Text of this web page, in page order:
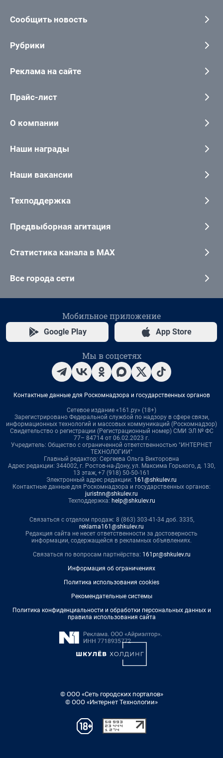
Сообщить новость
Рубрики
Реклама на сайте
Прайс-лист
О компании
Наши награды
Наши вакансии
Техподдержка
Предвыборная агитация
Статистика канала в MAX
Все города сети
Мобильное приложение
Google Play App Store
Мы в соцсетях
Контактные данные для Роскомнадзора и государственных органов
Сетевое издание «161.ру» (18+)
Зарегистрировано Федеральной службой по надзору в сфере связи,
информационных технологий и массовых коммуникаций (Роскомнадзор)
Свидетельство о регистрации (Регистрационный номер) СМИ ЭЛ № ФС
77– 84714 от 06.02.2023 г.
Учредитель: Общество с ограниченной ответственностью "ИНТЕРНЕТ
ТЕХНОЛОГИИ"
Главный редактор: Сергеева Ольга Викторовна
Адрес редакции: 344002, г. Ростов-на-Дону, ул. Максима Горького, д. 130,
13 этаж, +7 (918) 50-50-161
Электронный адрес редакции: 161@shkulev.ru
Контактные данные для Роскомнадзора и государственных органов:
juristnn@shkulev.ru
Техподдержка: help@shkulev.ru
Связаться с отделом продаж: 8 (863) 303-41-34 доб. 3335,
reklama161@shkulev.ru
Редакция сайта не несет ответственности за достоверность
информации, содержащейся в рекламных объявлениях.
Связаться по вопросам партнёрства: 161pr@shkulev.ru
Информация об ограничениях
Политика использования cookies
Рекомендательные системы
Политика конфиденциальности и обработки персональных данных и
правила использования сайта
© ООО «Сеть городских порталов»
© ООО «Интернет Технологии»